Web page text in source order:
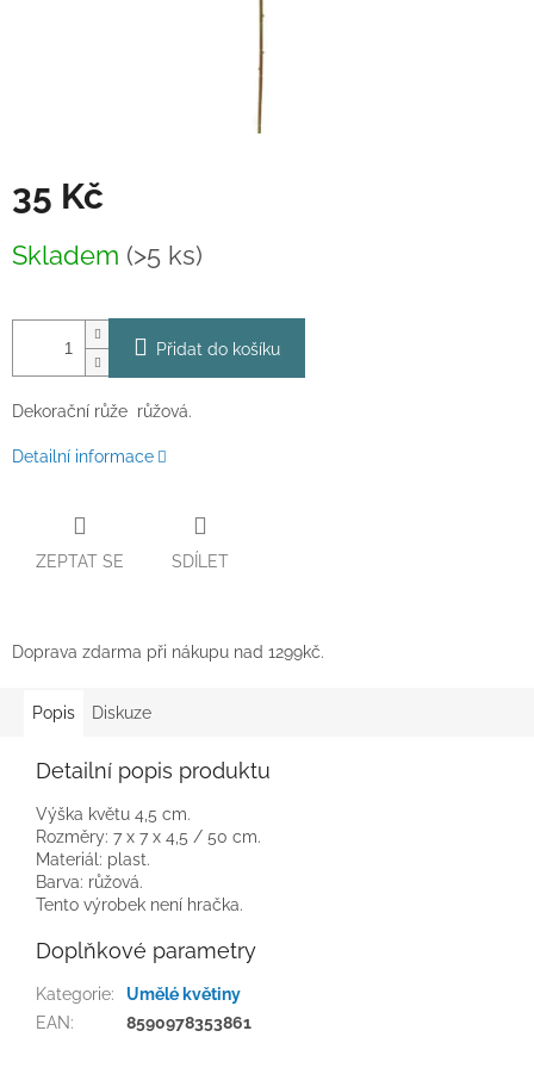
35 Kč
cena:
Skladem (>5 ks)
Přidat do košíku
Dekorační růže růžová.
Detailní informace
ZEPTAT SE SDÍLET
Doprava zdarma při nákupu nad 1299kč.
Popis Diskuze
Detailní popis produktu
Výška květu 4,5 cm.
Rozměry: 7 x 7 x 4,5 / 50 cm.
Materiál: plast.
Barva: růžová.
Tento výrobek není hračka.
Doplňkové parametry
Kategorie:
Umělé květiny
EAN: 8590978353861